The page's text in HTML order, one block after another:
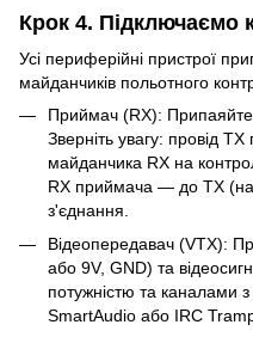
Крок 4. Підключаємо
Усі периферійні пристрої
майданчиків польотного
Приймач (RX):
Зверніть увагу: провід
майданчика RX на
RX приймача — до TX
з'єднання.
Відеопередавач (VTX):
або 9V, GND) та
потужністю та каналами
SmartAudio або IRC